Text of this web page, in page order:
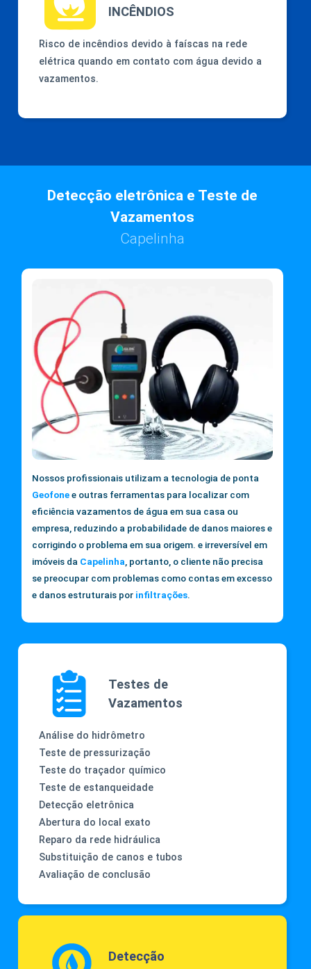
INCÊNDIOS
Risco de incêndios devido à faíscas na rede
elétrica quando em contato com água devido a
vazamentos.
Detecção eletrônica e Teste de
Vazamentos
Capelinha
Nossos profissionais utilizam a tecnologia de ponta
Geofonee outras ferramentas para localizar com
eficiência vazamentos de água em sua casa ou
empresa, reduzindo a probabilidade de danos maiores e
corrigindo o problema em sua origem. e irreversível em
imóveis da Capelinha , portanto, o cliente não precisa
se preocupar com problemas como contas em excesso
e danos estruturais por infiltrações.
Testes de
Vazamentos
Análise do hidrômetro
Teste de pressurização
Teste do traçador químico
Teste de estanqueidade
Detecção eletrônica
Abertura do local exato
Reparo da rede hidráulica
Substituição de canos e tubos
Avaliação de conclusão
Detecção